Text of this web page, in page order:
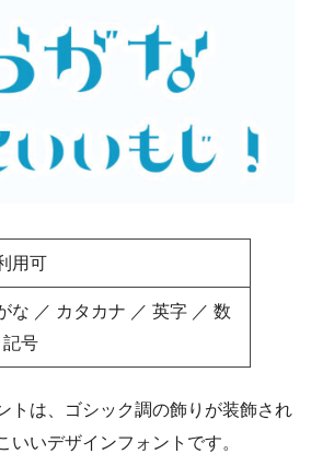
用可
な ／ カタカナ ／ 英字 ／ 数
記号
トは、ゴシック調の飾りが装飾され
いいデザインフォントです。